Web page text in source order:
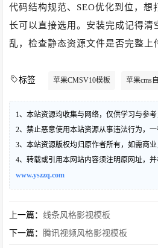
代码结构规范、SEO优化到位，想
长可以直接选用。安装完成记得清
乱，检查静态资源文件是否完整上
标签 苹果CMSV10模板 苹果cms
1、本站资源均收集与网络，仅供学习与参考
2、禁止恶意使用本站资源从事违法行为，一
3、本站资源版权均归原作者所有，如需商业
4、转载或引用本网站内容须注明原网址，并
www.yszzq.com
上一篇：线条风格影视模板
下一篇：
腾讯视频风格影视模板